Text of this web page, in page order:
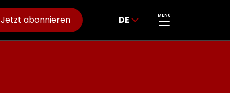
Jetzt abonnieren DE MENÜ